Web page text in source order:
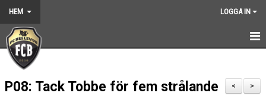
HEM LOGGA IN
HEM
NYHETER >
<
P08: Tack Tobbe för fem strålande